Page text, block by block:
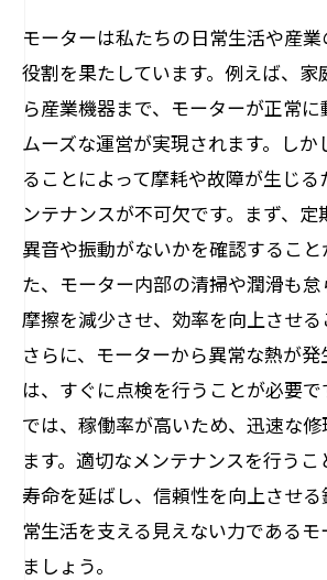
不具合と対処法
モーター修理のプロが教える
ためのポイント
未来へつなぐメンテナンスの
ーを大切に扱おう
モーターは私たちの日常生活や産
役割を果たしています。例えば、家
ら産業機器まで、モーターが正常
ムーズな運営が実現されます。し
ることによって摩耗や故障が生じ
ンテナンスが不可欠です。まず、定
異音や振動がないかを確認すること
た、モーター内部の清掃や潤滑も怠
摩擦を減少させ、効率を向上させる
さらに、モーターから異常な熱が
は、すぐに点検を行うことが必要
では、稼働率が高いため、迅速な
ます。適切なメンテナンスを行う
寿命を延ばし、信頼性を向上させる
常生活を支える見えない力である
ましょう。